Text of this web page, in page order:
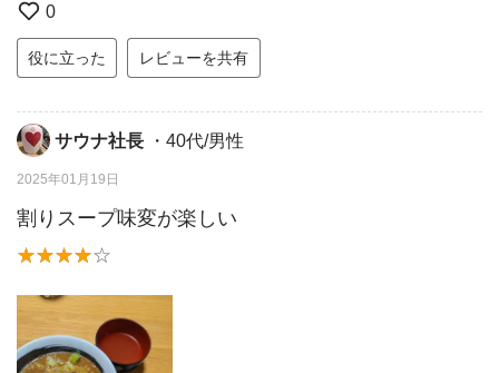
0
役に立った レビューを共有
サウナ社長 ・40代/男性
2025年01月19日
割りスープ味変が楽しい